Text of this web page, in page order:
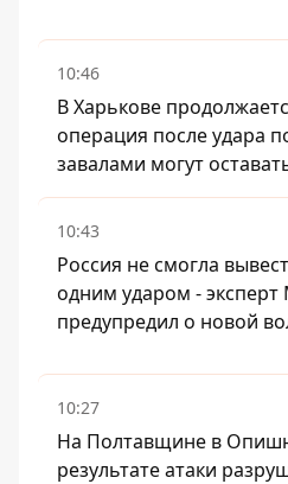
10:46
В Харькове
операция после удара
завалами могут
10:43
Россия не смогла
одним ударом -
предупредил о новой
10:27
На Полтавщине в
результате атаки